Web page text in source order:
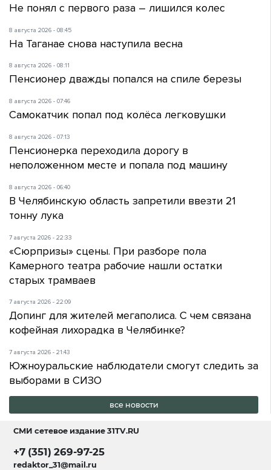
Не понял с первого раза – лишился колес
8 августа 2026 - 08:45
На Таганае снова наступила весна
8 августа 2026 - 08:11
Пенсионер дважды попался на спиле березы
8 августа 2026 - 07:46
Самокатчик попал под колёса легковушки
8 августа 2026 - 07:13
Пенсионерка переходила дорогу в
неположенном месте и попала под машину
8 августа 2026 - 06:40
В Челябинскую область запретили ввезти 21
тонну лука
7 августа 2026 - 22:33
«Сюрпризы» сцены. При разборе пола
Камерного театра рабочие нашли остатки
старых трамваев
7 августа 2026 - 22:09
Допинг для жителей мегаполиса. С чем связана
кофейная лихорадка в Челябинке?
7 августа 2026 - 21:43
Южноуральские наблюдатели смогут следить за
выборами в СИЗО
все новости
СМИ сетевое издание31TV.RU
+7 (351) 269-97-25
redaktor_31@mail.ru